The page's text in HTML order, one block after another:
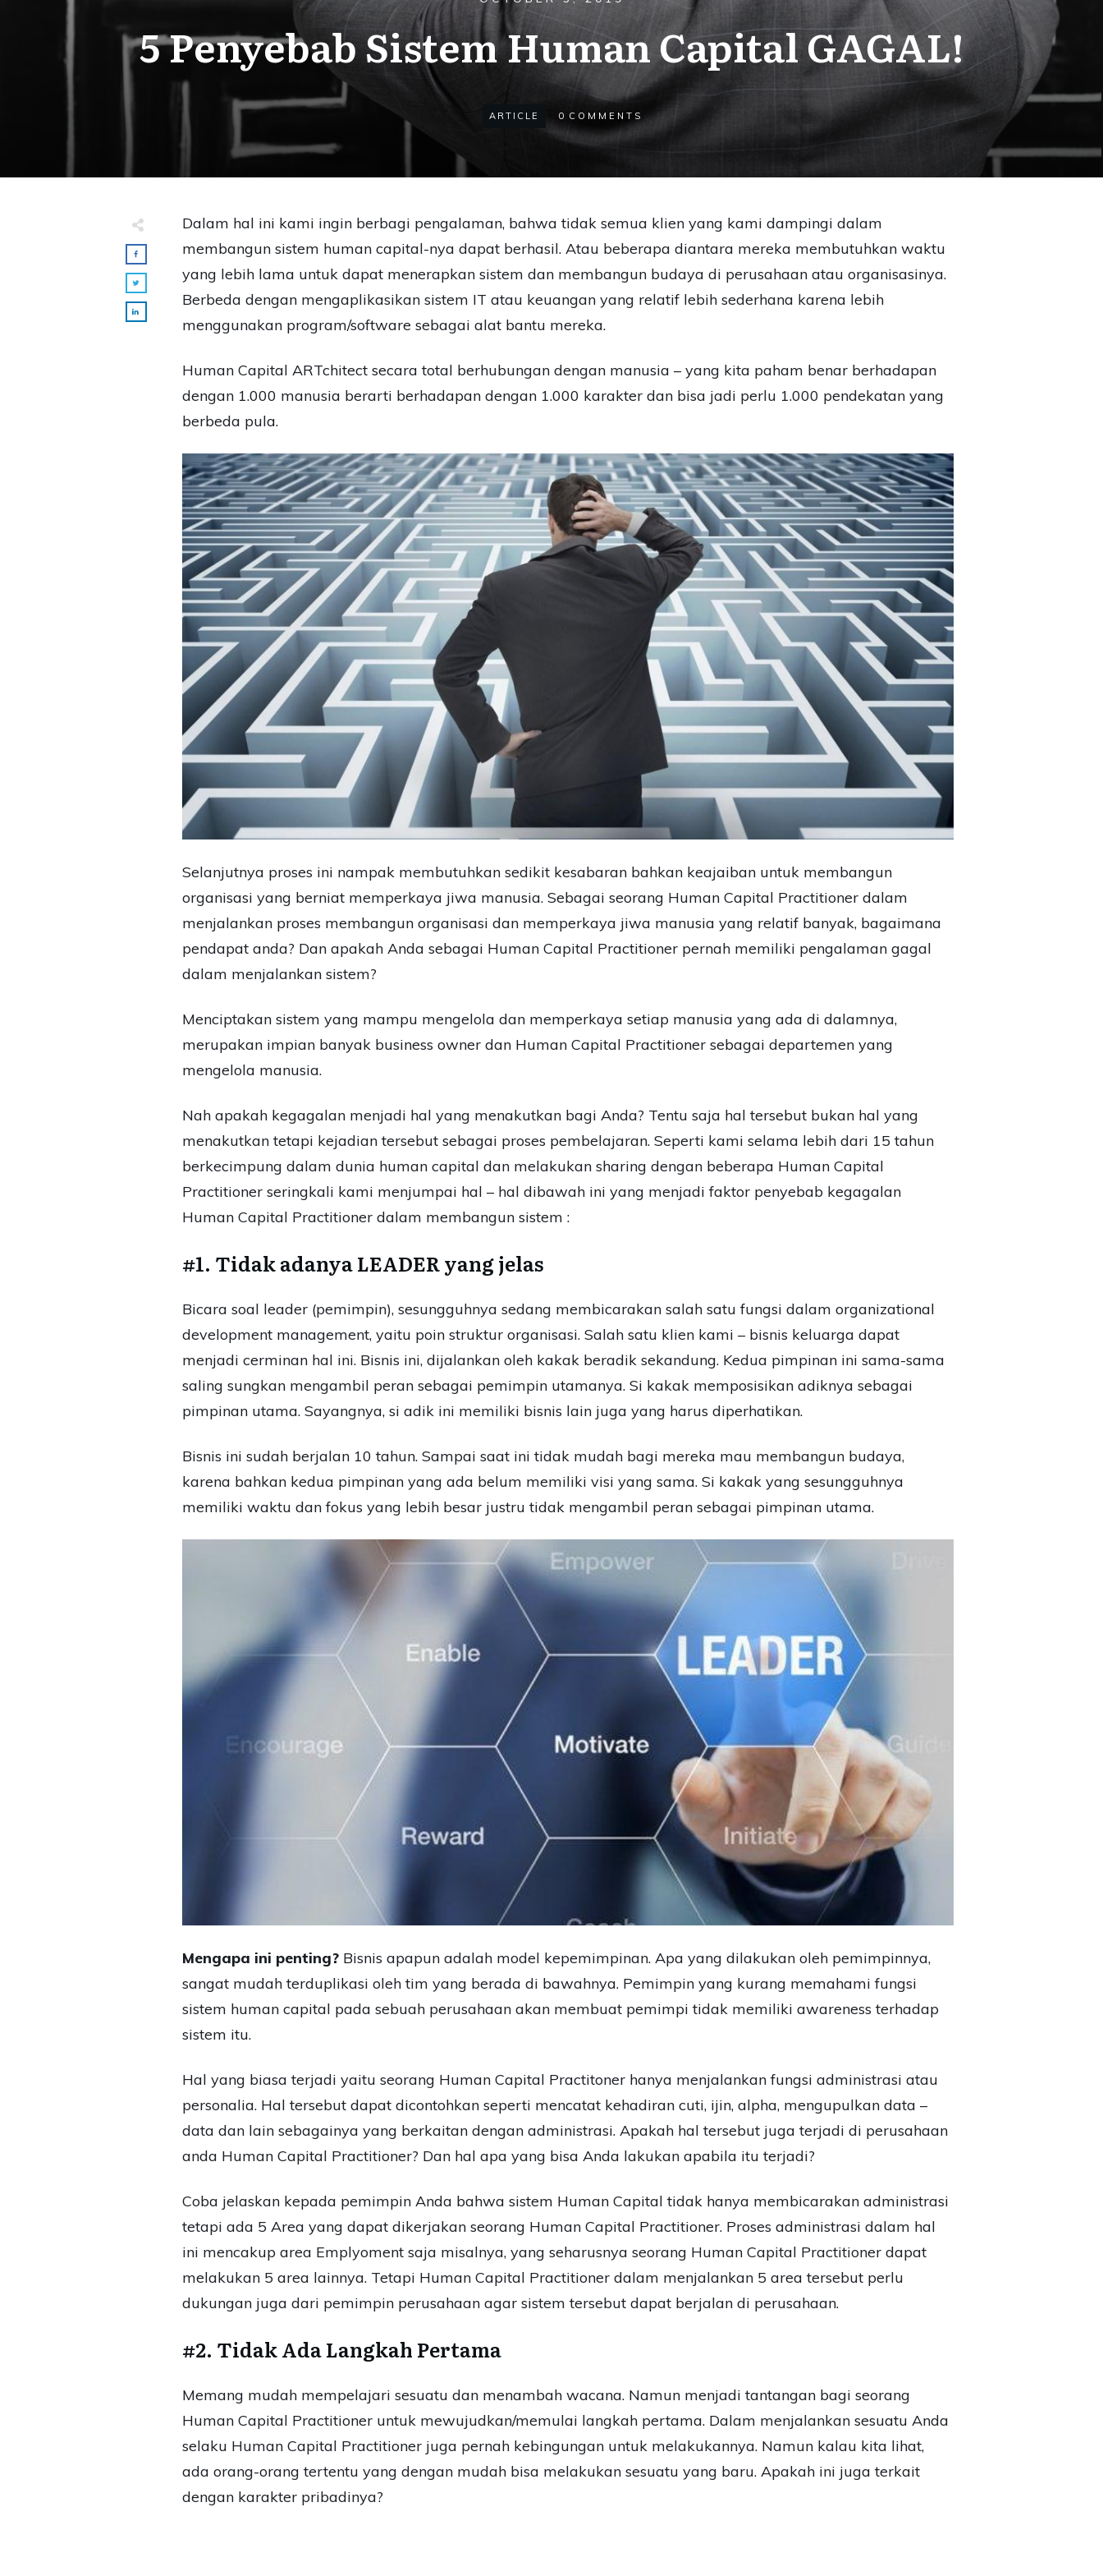
5 Penyebab Sistem Human Capital GAGAL!
ARTICLE 0 COMMENTS
Dalam hal ini kami ingin berbagi pengalaman, bahwa tidak semua klien yang kami dampingi dalam
membangun sistem human capital-nya dapat berhasil. Atau beberapa diantara mereka membutuhkan waktu
yang lebih lama untuk dapat menerapkan sistem dan membangun budaya di perusahaan atau organisasinya.
Berbeda dengan mengaplikasikan sistem IT atau keuangan yang relatif lebih sederhana karena lebih
menggunakan program/software sebagai alat bantu mereka.
Human Capital ARTchitect secara total berhubungan dengan manusia – yang kita paham benar berhadapan
dengan 1.000 manusia berarti berhadapan dengan 1.000 karakter dan bisa jadi perlu 1.000 pendekatan yang
berbeda pula.
Selanjutnya proses ini nampak membutuhkan sedikit kesabaran bahkan keajaiban untuk membangun
organisasi yang berniat memperkaya jiwa manusia. Sebagai seorang Human Capital Practitioner dalam
menjalankan proses membangun organisasi dan memperkaya jiwa manusia yang relatif banyak, bagaimana
pendapat anda? Dan apakah Anda sebagai Human Capital Practitioner pernah memiliki pengalaman gagal
dalam menjalankan sistem?
Menciptakan sistem yang mampu mengelola dan memperkaya setiap manusia yang ada di dalamnya,
merupakan impian banyak business owner dan Human Capital Practitioner sebagai departemen yang
mengelola manusia.
Nah apakah kegagalan menjadi hal yang menakutkan bagi Anda? Tentu saja hal tersebut bukan hal yang
menakutkan tetapi kejadian tersebut sebagai proses pembelajaran. Seperti kami selama lebih dari 15 tahun
berkecimpung dalam dunia human capital dan melakukan sharing dengan beberapa Human Capital
Practitioner seringkali kami menjumpai hal – hal dibawah ini yang menjadi faktor penyebab kegagalan
Human Capital Practitioner dalam membangun sistem :
#1. Tidak adanya LEADER yang jelas
Bicara soal leader (pemimpin), sesungguhnya sedang membicarakan salah satu fungsi dalam organizational
development management, yaitu poin struktur organisasi. Salah satu klien kami – bisnis keluarga dapat
menjadi cerminan hal ini. Bisnis ini, dijalankan oleh kakak beradik sekandung. Kedua pimpinan ini sama-sama
saling sungkan mengambil peran sebagai pemimpin utamanya. Si kakak memposisikan adiknya sebagai
pimpinan utama. Sayangnya, si adik ini memiliki bisnis lain juga yang harus diperhatikan.
Bisnis ini sudah berjalan 10 tahun. Sampai saat ini tidak mudah bagi mereka mau membangun budaya,
karena bahkan kedua pimpinan yang ada belum memiliki visi yang sama. Si kakak yang sesungguhnya
memiliki waktu dan fokus yang lebih besar justru tidak mengambil peran sebagai pimpinan utama.
Mengapa ini penting? Bisnis apapun adalah model kepemimpinan. Apa yang dilakukan oleh pemimpinnya,
sangat mudah terduplikasi oleh tim yang berada di bawahnya. Pemimpin yang kurang memahami fungsi
sistem human capital pada sebuah perusahaan akan membuat pemimpi tidak memiliki awareness terhadap
sistem itu.
Hal yang biasa terjadi yaitu seorang Human Capital Practitoner hanya menjalankan fungsi administrasi atau
personalia. Hal tersebut dapat dicontohkan seperti mencatat kehadiran cuti, ijin, alpha, mengupulkan data –
data dan lain sebagainya yang berkaitan dengan administrasi. Apakah hal tersebut juga terjadi di perusahaan
anda Human Capital Practitioner? Dan hal apa yang bisa Anda lakukan apabila itu terjadi?
Coba jelaskan kepada pemimpin Anda bahwa sistem Human Capital tidak hanya membicarakan administrasi
tetapi ada 5 Area yang dapat dikerjakan seorang Human Capital Practitioner. Proses administrasi dalam hal
ini mencakup area Emplyoment saja misalnya, yang seharusnya seorang Human Capital Practitioner dapat
melakukan 5 area lainnya. Tetapi Human Capital Practitioner dalam menjalankan 5 area tersebut perlu
dukungan juga dari pemimpin perusahaan agar sistem tersebut dapat berjalan di perusahaan.
#2. Tidak Ada Langkah Pertama
Memang mudah mempelajari sesuatu dan menambah wacana. Namun menjadi tantangan bagi seorang
Human Capital Practitioner untuk mewujudkan/memulai langkah pertama. Dalam menjalankan sesuatu Anda
selaku Human Capital Practitioner juga pernah kebingungan untuk melakukannya. Namun kalau kita lihat,
ada orang-orang tertentu yang dengan mudah bisa melakukan sesuatu yang baru. Apakah ini juga terkait
dengan karakter pribadinya?